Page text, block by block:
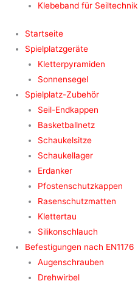
Klebeband für Seiltechnik
Startseite
Spielplatzgeräte
Kletterpyramiden
Sonnensegel
Spielplatz-Zubehör
Seil-Endkappen
Basketballnetz
Schaukelsitze
Schaukellager
Erdanker
Pfostenschutzkappen
Rasenschutzmatten
Klettertau
Silikonschlauch
Befestigungen nach EN1176
Augenschrauben
Drehwirbel